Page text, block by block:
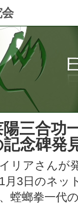
陽三合功
記念碑発
リアさんが
月3日のネッ
螳螂拳一代